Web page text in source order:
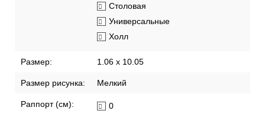
Столовая
Универсальные
Холл
Размер: 1.06 x 10.05
Размер рисунка: Мелкий
Раппорт (см): 0